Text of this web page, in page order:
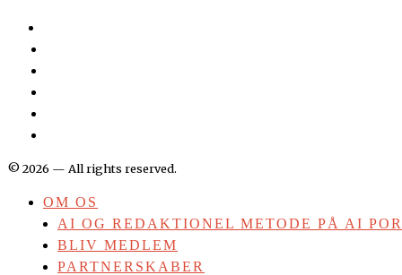
©2026 — All rights reserved.
OM OS
AI OG REDAKTIONEL METODE PÅ AI
BLIV MEDLEM
PARTNERSKABER